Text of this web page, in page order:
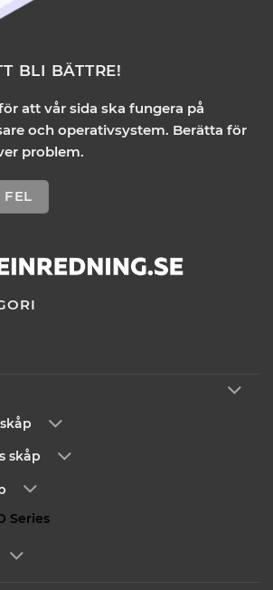
BLI BÄTTRE!
att vår sida ska fungera på
och operativsystem. Berätta för
problem.
FEL
skåp
Series